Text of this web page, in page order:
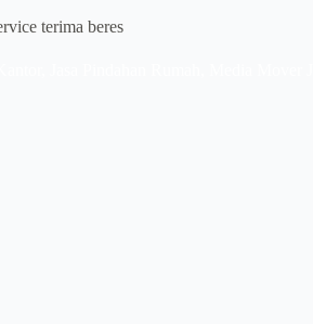
terima beres